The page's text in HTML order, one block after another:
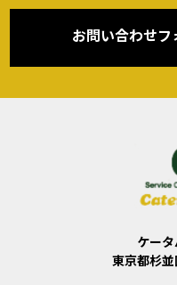
お問い合わせフ
ケー
東京都杉